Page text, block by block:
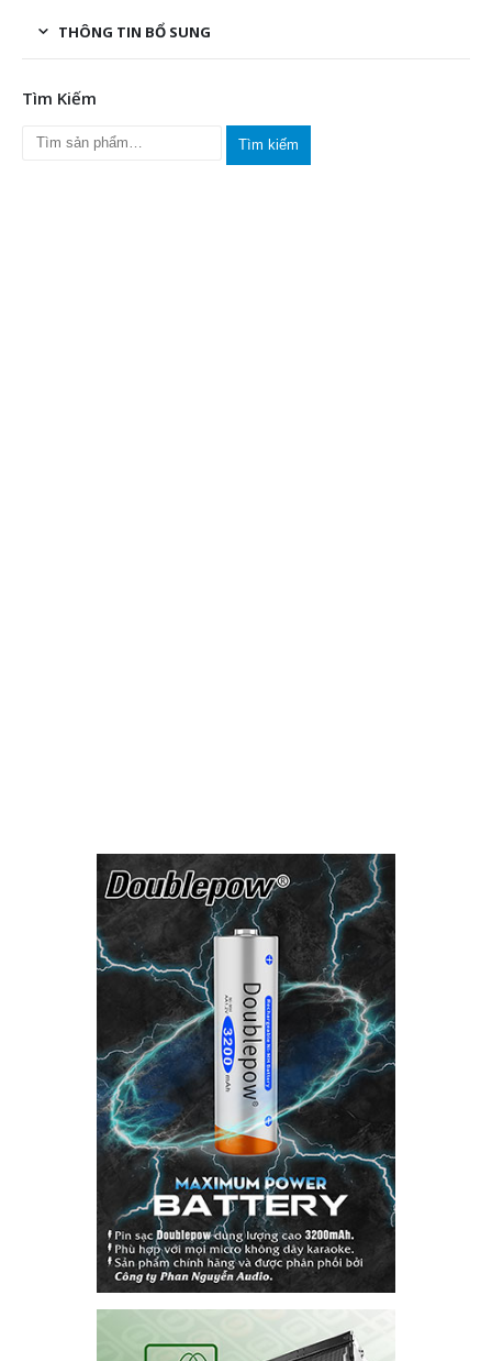
THÔNG TIN BỔ SUNG
Tìm Kiếm
Tìm kiếm